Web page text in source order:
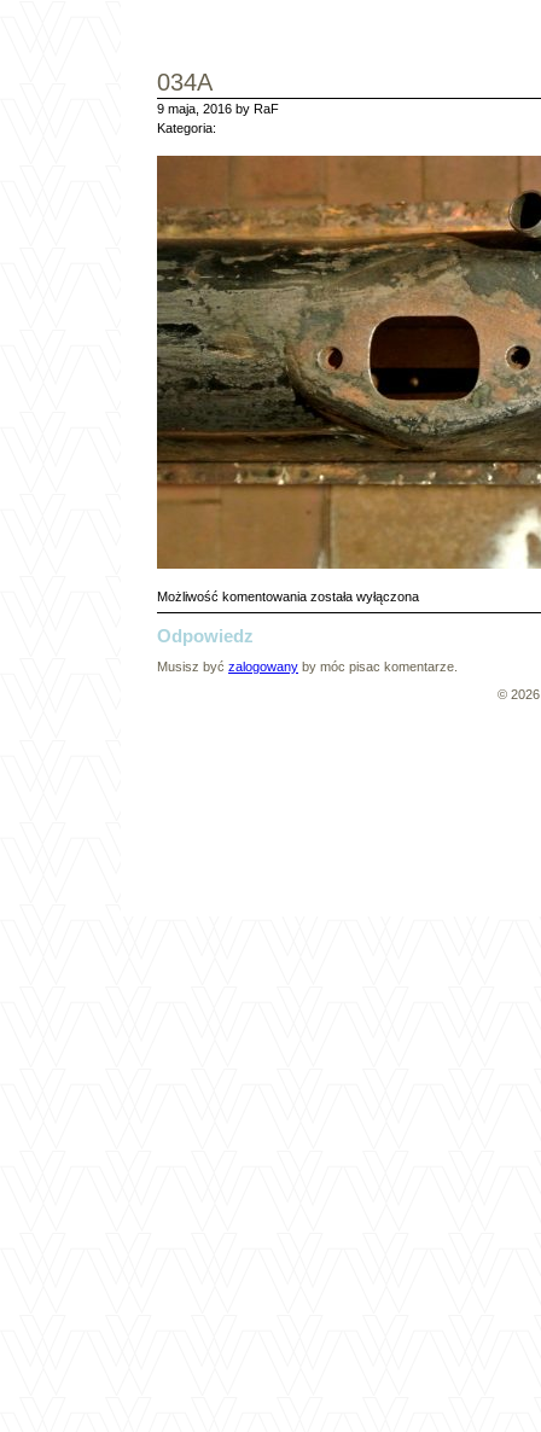
034A
9 maja, 2016 by RaF
Kategoria:
Możliwość komentowania 034A
została wyłączona
Odpowiedz
Musisz być zalogowany by móc pisac komentarze.
©